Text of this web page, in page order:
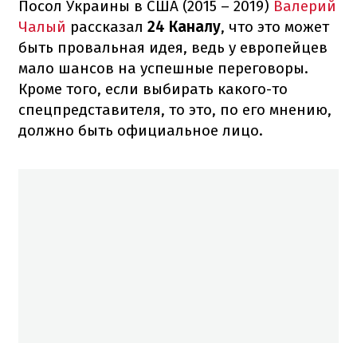
Посол Украины в США (2015 – 2019) Валерий
Чалый рассказал 24 Каналу, что это может
быть провальная идея, ведь у европейцев
мало шансов на успешные переговоры.
Кроме того, если выбирать какого-то
спецпредставителя, то это, по его мнению,
должно быть официальное лицо.